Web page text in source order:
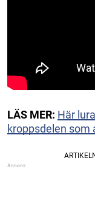
LÄS MER: Här
kroppsdelen som